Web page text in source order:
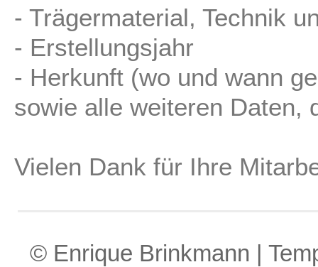
- Trägermaterial, Technik
- Erstellungsjahr
- Herkunft (wo und wann
sowie alle weiteren Daten,
Vielen Dank für Ihre
© Enrique Brinkmann |